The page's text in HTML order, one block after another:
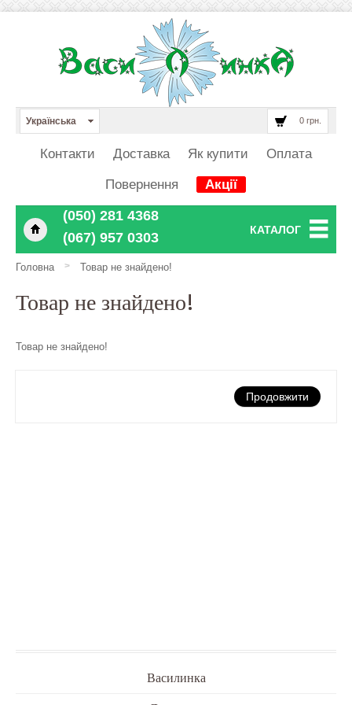
0 грн.
Українська
Контакти Доставка Як купити Оплата
Повернення Акції
‎‎‎‎‎(050) 281 4368
‎‎‎‎‎(067) 957 0303
КАТАЛОГ
Головна > Товар не знайдено!
Товар не знайдено!
Товар не знайдено!
Продовжити
Василинка